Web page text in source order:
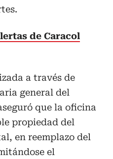
de Caracol
a través de
general del
que la oficina
propiedad del
en reemplazo del
el